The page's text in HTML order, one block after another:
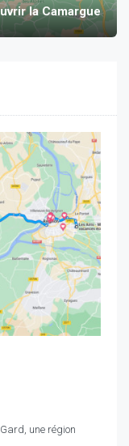
la Camargue
une région